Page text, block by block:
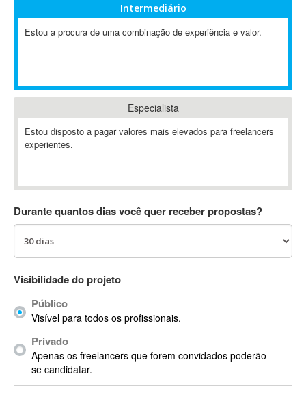
Ableton
Ableton Live
Abstract Window Toolkit (AWT)
AC Drives
AC3
ACID Pro
ACPI
ACT
Actian
Actimize
ActionScript
ActionScript 3
Intermediário
Estou a procura de uma combinação de experiência e valor.
Especialista
Estou disposto a pagar valores mais elevados para freelancers
experientes.
Durante quantos dias você quer receber propostas?
Visibilidade do projeto
Público
Visível para todos os profissionais.
Privado
Apenas os freelancers que forem convidados poderão
se candidatar.